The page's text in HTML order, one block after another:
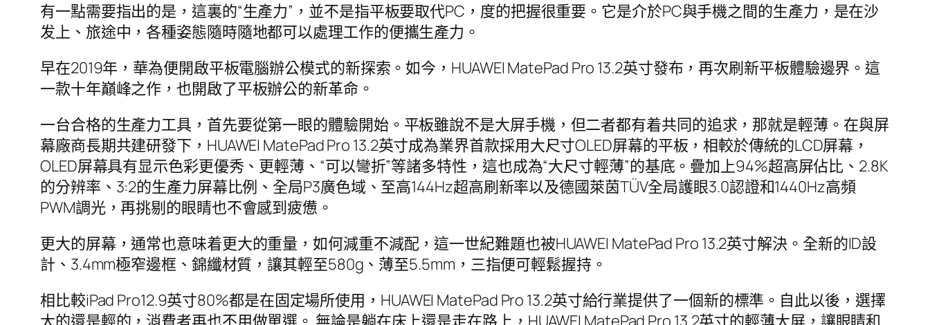
有一點需要指出的是，這裏的“生產力”，並不是指平板要取代PC，度的把握很重要。它是介於PC與手機之間的生產力，是在沙
发上、旅途中，各種姿態隨時隨地都可以處理工作的便攜生產力。
早在2019年，華為便開啟平板電腦辦公模式的新探索。如今，HUAWEI MatePad Pro 13.2英寸發布，再次刷新平板體驗邊界。這
一款十年巔峰之作，也開啟了平板辦公的新革命。
一台合格的生產力工具，首先要從第一眼的體驗開始。平板雖說不是大屏手機，但二者都有着共同的追求，那就是輕薄。在與屏
幕廠商長期共建研發下，HUAWEI MatePad Pro 13.2英寸成為業界首款採用大尺寸OLED屏幕的平板，相較於傳統的LCD屏幕，
OLED屏幕具有显示色彩更優秀、更輕薄、“可以彎折”等諸多特性，這也成為“大尺寸輕薄”的基底。疊加上94%超高屏佔比、2.8K
的分辨率、3:2的生產力屏幕比例、全局P3廣色域、至高144Hz超高刷新率以及德國萊茵TÜV全局護眼3.0認證和1440Hz高頻
PWM調光，再挑剔的眼睛也不會感到疲憊。
更大的屏幕，通常也意味着更大的重量，如何減重不減配，這一世紀難題也被HUAWEI MatePad Pro 13.2英寸解決。全新的ID設
計、3.4mm極窄邊框、錦纖材質，讓其輕至580g、薄至5.5mm，三指便可輕鬆握持。
相比較iPad Pro12.9英寸80%都是在固定場所使用，HUAWEI MatePad Pro 13.2英寸給行業提供了一個新的標準。自此以後，選擇